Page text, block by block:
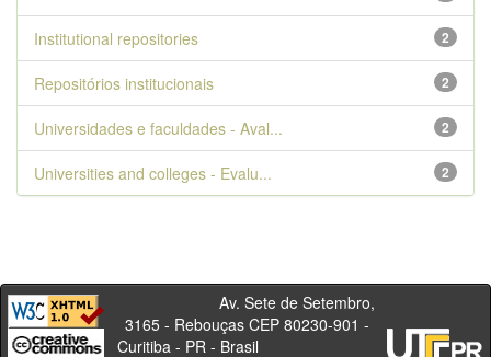
2
Institutional repositories
2
Repositórios institucionais
2
Universidades e faculdades - Aval...
2
Universities and colleges - Evalu...
Av. Sete de Setembro,
3165 - Rebouças CEP 80230-901 -
Curitiba - PR - Brasil